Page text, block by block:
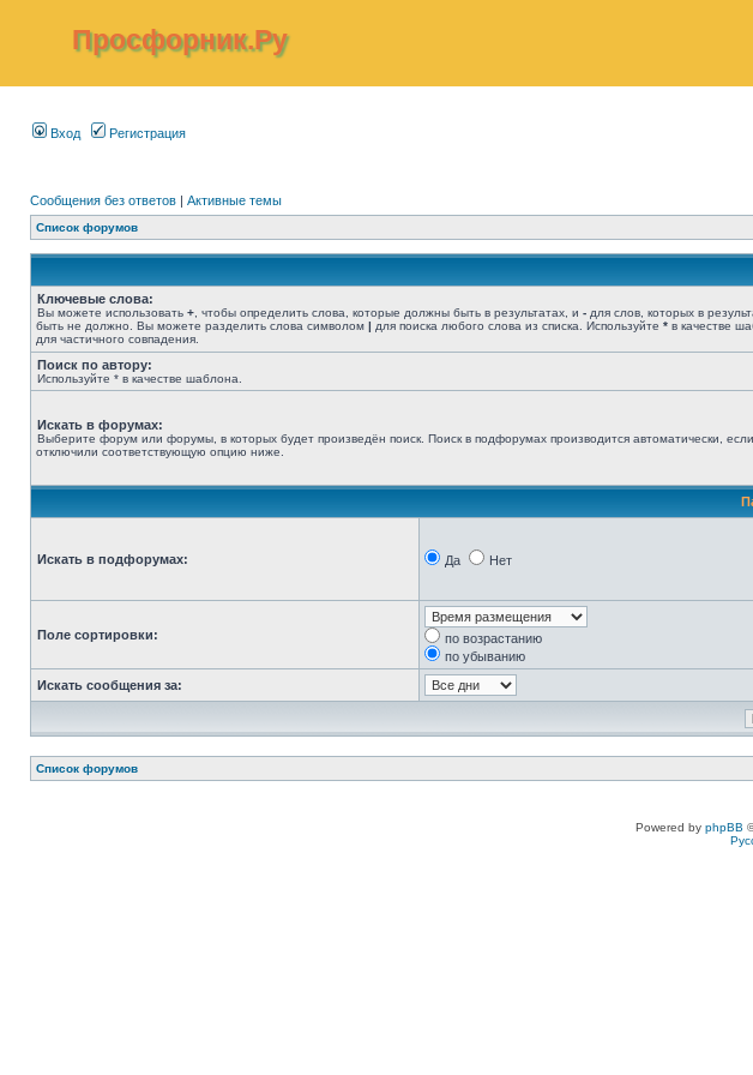
Просфорник.Ру
Вход Регистрация
Сообщения без ответов | Активные темы
Список форумов
Ключевые слова:
Вы можете использовать + , чтобы определить слова, которые должны быть в результатах, и - для слов, которых в
быть не должно. Вы можете разделить слова символом | для поиска любого слова из списка. Используйте * в качестве
для частичного совпадения.
Поиск по автору:
Используйте * в качестве шаблона.
Искать в форумах:
Выберите форум или форумы, в которых будет произведён поиск. Поиск в подфорумах производится автоматически,
отключили соответствующую опцию ниже.
Искать в подфорумах: Да Нет
Поле сортировки:
по возрастанию
по убыванию
Искать сообщения за:
Список форумов
Powered by phpBB